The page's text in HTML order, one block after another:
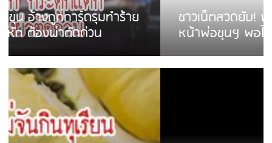
ชาวเน็ตสวดยับ! พบพม่าเร่ขายพวงมาลัย
หน้าพ่อขุนฯ พอไม่ซื้อเดินตาม